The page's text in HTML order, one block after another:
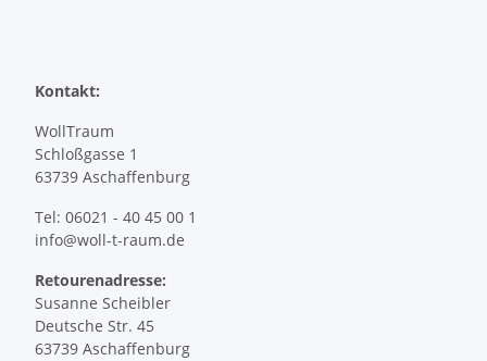
Kontakt:
WollTraum
Schloßgasse 1
63739 Aschaffenburg
Tel: 06021 - 40 45 00 1
info@woll-t-raum.de
Retourenadresse:
Susanne Scheibler
Deutsche Str. 45
63739 Aschaffenburg